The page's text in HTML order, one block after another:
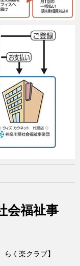
会福祉事
く楽クラブ】